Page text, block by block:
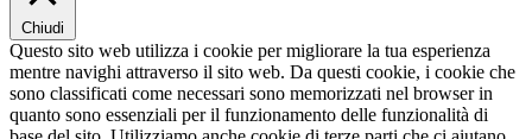
Chiudi
Questo sito web utilizza i cookie per migliorare la tua esperienza
mentre navighi attraverso il sito web. Da questi cookie, i cookie che
sono classificati come necessari sono memorizzati nel browser in
quanto sono essenziali per il funzionamento delle funzionalità di